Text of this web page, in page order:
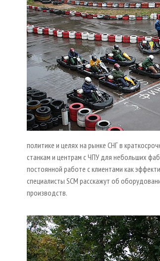
политике и целях на рынке СНГ в
станкам и центрам с ЧПУ для небольших
постоянной работе с клиентами как
специалисты SCM расскажут об
производств.